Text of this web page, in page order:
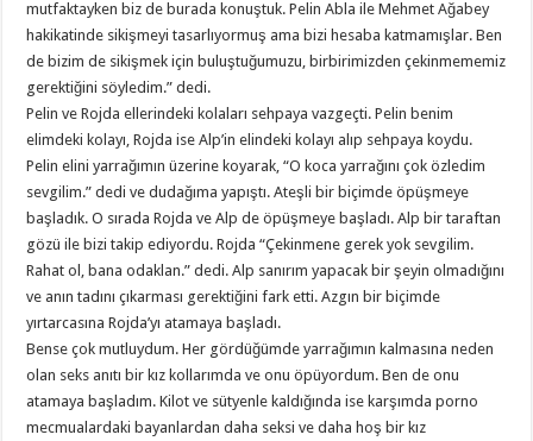
mutfaktayken biz de burada konuştuk. Pelin Abla ile Mehmet Ağabey
hakikatinde sikişmeyi tasarlıyormuş ama bizi hesaba katmamışlar. Ben
de bizim de sikişmek için buluştuğumuzu, birbirimizden çekinmememiz
gerektiğini söyledim.” dedi.
Pelin ve Rojda ellerindeki kolaları sehpaya vazgeçti. Pelin benim
elimdeki kolayı, Rojda ise Alp’in elindeki kolayı alıp sehpaya koydu.
Pelin elini yarrağımın üzerine koyarak, “O koca yarrağını çok özledim
sevgilim.” dedi ve dudağıma yapıştı. Ateşli bir biçimde öpüşmeye
başladık. O sırada Rojda ve Alp de öpüşmeye başladı. Alp bir taraftan
gözü ile bizi takip ediyordu. Rojda “Çekinmene gerek yok sevgilim.
Rahat ol, bana odaklan.” dedi. Alp sanırım yapacak bir şeyin olmadığını
ve anın tadını çıkarması gerektiğini fark etti. Azgın bir biçimde
yırtarcasına Rojda’yı atamaya başladı.
Bense çok mutluydum. Her gördüğümde yarrağımın kalmasına neden
olan seks anıtı bir kız kollarımda ve onu öpüyordum. Ben de onu
atamaya başladım. Kilot ve sütyenle kaldığında ise karşımda porno
mecmualardaki bayanlardan daha seksi ve daha hoş bir kız